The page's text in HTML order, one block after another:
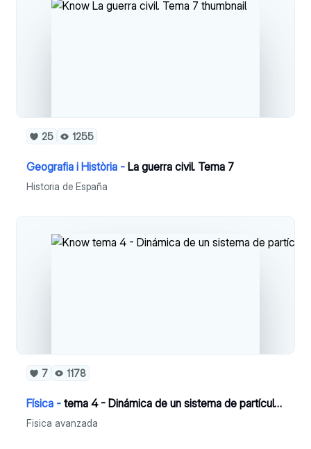
25 1255
Geografia i Història - La guerra civil. Tema 7
Historia de España
7 1178
Física - tema 4 - Dinámica de un sistema de partículas.
Fisica avanzada